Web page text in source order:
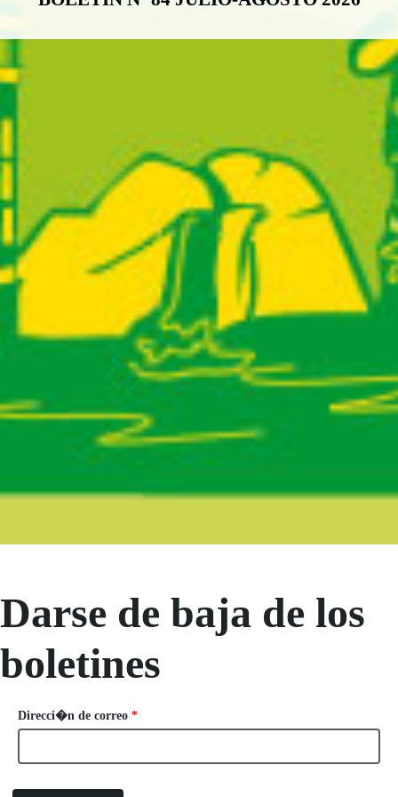
Darse de baja de los
boletines
Direcci�n de correo *Required